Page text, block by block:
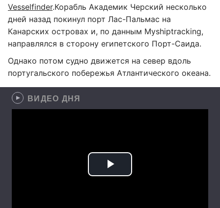
Vesselfinder.Корабль Академик Черский несколько
дней назад покинул порт Лас-Пальмас на
Канарских островах и, по данным Myshiptracking,
направлялся в сторону египетского Порт-Саида.
Однако потом судно движется на север вдоль
португальского побережья Атлантического океана.
ВИДЕО ДНЯ